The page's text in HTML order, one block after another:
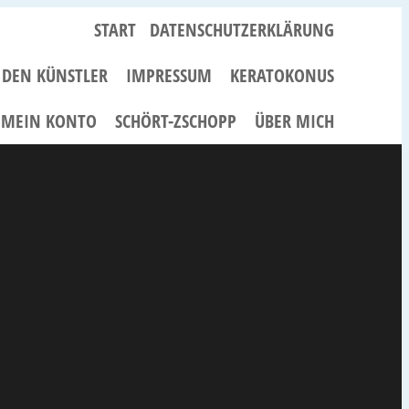
START DATENSCHUTZERKLÄRUNG
KÜNSTLER
IMPRESSUM
KERATOKONUS
MEIN KONTO
SCHÖRT-ZSCHOPP ÜBER MICH